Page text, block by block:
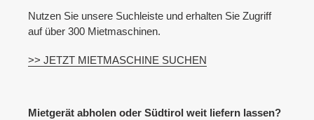
Nutzen Sie unsere Suchleiste und erhalten Sie Zugriff
auf über 300 Mietmaschinen.
>> JETZT MIETMASCHINE SUCHEN
Mietgerät abholen oder Südtirol weit liefern lassen?